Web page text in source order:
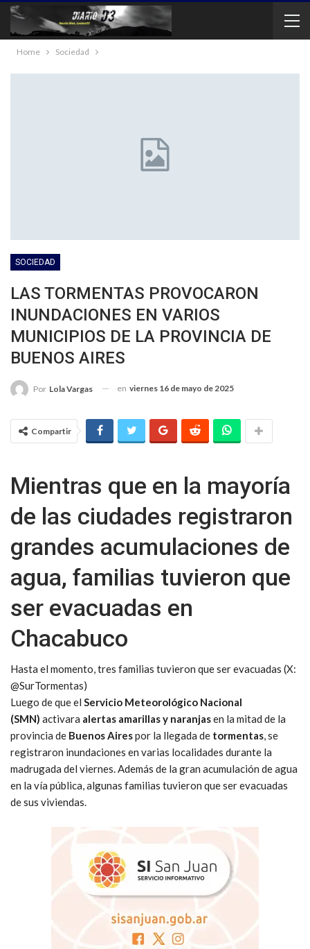
Home Sociedad
SOCIEDAD
LAS TORMENTAS PROVOCARON
INUNDACIONES EN VARIOS
MUNICIPIOS DE LA PROVINCIA DE
BUENOS AIRES
Por Lola Vargas en viernes 16 de mayo de 2025
Compartir
Mientras que en la mayoría
de las ciudades registraron
grandes acumulaciones de
agua, familias tuvieron que
ser evacuadas en
Chacabuco
Hasta el momento, tres familias tuvieron que ser evacuadas (X:
@SurTormentas)
Luego de que el Servicio Meteorológico Nacional
(SMN) activara alertas amarillas y naranjasen la mitad de la
provincia de Buenos Airespor la llegada de tormentas, se
registraron inundaciones en varias localidades durante la
madrugada del viernes. Además de la gran acumulación de agua
en la vía pública, algunas familias tuvieron que ser evacuadas
de sus viviendas.